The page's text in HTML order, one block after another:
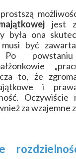
jest
była ona
być
Po
to, że
i
Oczywiście
za wzajemne